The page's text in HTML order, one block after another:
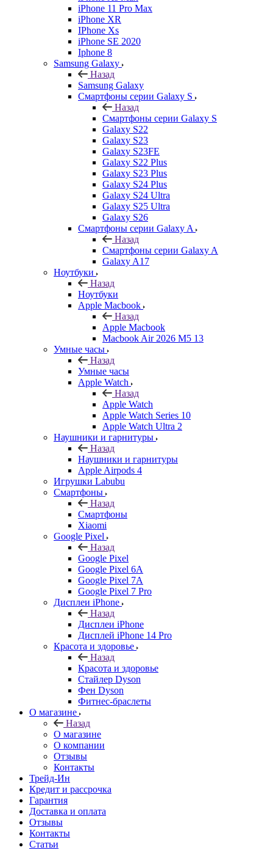
iPhone 11 Pro Max
iPhone XR
IPhone Xs
iPhone SE 2020
Iphone 8
Samsung Galaxy
Назад
Samsung Galaxy
Смартфоны серии Galaxy S
Назад
Смартфоны серии Galaxy S
Galaxy S22
Galaxy S23
Galaxy S23FE
Galaxy S22 Plus
Galaxy S23 Plus
Galaxy S24 Plus
Galaxy S24 Ultra
Galaxy S25 Ultra
Galaxy S26
Смартфоны серии Galaxy A
Назад
Смартфоны серии Galaxy A
Galaxy A17
Ноутбуки
Назад
Ноутбуки
Apple Macbook
Назад
Apple Macbook
Macbook Air 2026 M5 13
Умные часы
Назад
Умные часы
Apple Watch
Назад
Apple Watch
Apple Watch Series 10
Apple Watch Ultra 2
Наушники и гарнитуры
Назад
Наушники и гарнитуры
Apple Airpods 4
Игрушки Labubu
Смартфоны
Назад
Смартфоны
Xiaomi
Google Pixel
Назад
Google Pixel
Google Pixel 6A
Google Pixel 7А
Google Pixel 7 Pro
Дисплеи iPhone
Назад
Дисплеи iPhone
Дисплей iPhone 14 Pro
Красота и здоровье
Назад
Красота и здоровье
Стайлер Dyson
Фен Dyson
Фитнес-браслеты
О магазине
Назад
О магазине
О компании
Отзывы
Контакты
Трейд-Ин
Кредит и рассрочка
Гарантия
Доставка и оплата
Отзывы
Контакты
Статьи